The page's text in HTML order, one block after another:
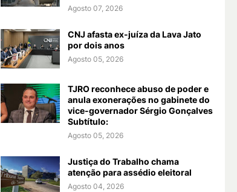
Agosto 07, 2026
CNJ afasta ex-juíza da Lava Jato
por dois anos
Agosto 05, 2026
TJRO reconhece abuso de poder e
anula exonerações no gabinete do
vice-governador Sérgio Gonçalves
Subtítulo:
Agosto 05, 2026
Justiça do Trabalho chama
atenção para assédio eleitoral
Agosto 04, 2026